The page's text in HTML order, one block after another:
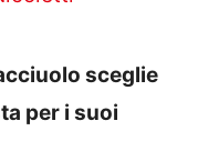
sceglie
per i suoi